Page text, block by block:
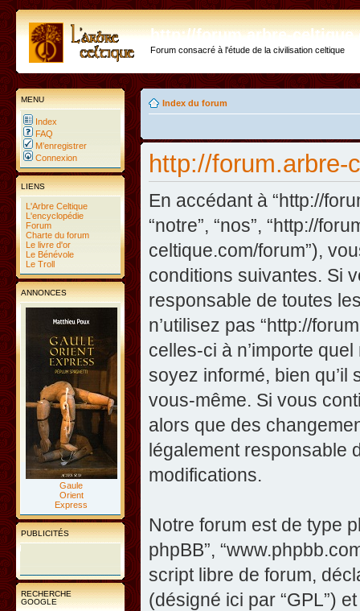
http://forum.arbre-
Forum consacré à l'étude de la civilisation celtique
MENU
Index
FAQ
M’enregistrer
Connexion
LIENS
L'Arbre Celtique
L'encyclopédie
Forum
Charte du forum
Le livre d'or
Le Bénévole
Le Troll
ANNONCES
Gaule
Orient
Express
PUBLICITÉS
RECHERCHE
GOOGLE
Index du forum
http://forum.arbre-
En accédant à “http://
“notre”, “nos”, “http://
celtique.com/forum”),
conditions suivantes. Si
responsable de toutes
n’utilisez pas “http://
celles-ci à n’importe
soyez informé, bien
vous-même. Si vous
alors que des
légalement responsable
modifications.
Notre forum est de type
phpBB”,
script libre de forum,
(désigné ici par “GPL”)